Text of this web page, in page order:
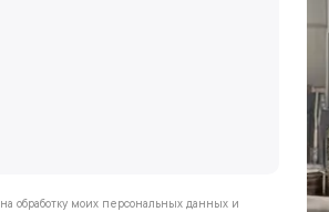
на обработку моих персональных данных и